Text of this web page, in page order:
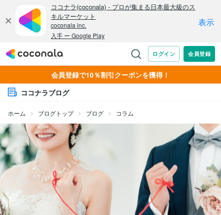
会員登録で10％割引クーポンを獲得！
ココナラブログ
ホーム ブログトップ ブログ コラム